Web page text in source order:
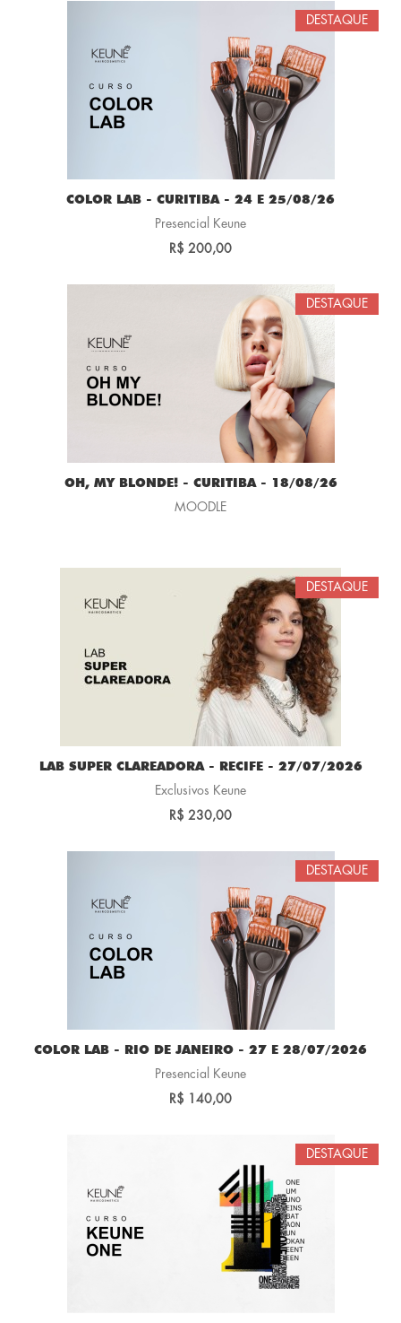
DESTAQUE
COLOR LAB - CURITIBA - 24 E 25/08/26
Presencial Keune
R$ 200,00
DESTAQUE
OH, MY BLONDE! - CURITIBA - 18/08/26
MOODLE
DESTAQUE
LAB SUPER CLAREADORA - RECIFE - 27/07/2026
Exclusivos Keune
R$ 230,00
DESTAQUE
COLOR LAB - RIO DE JANEIRO - 27 E 28/07/2026
Presencial Keune
R$ 140,00
DESTAQUE